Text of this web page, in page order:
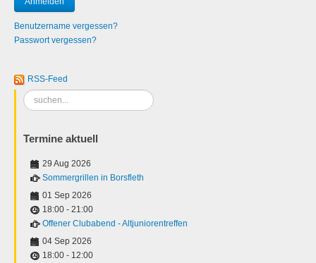
Benutzername vergessen?
Passwort vergessen?
RSS-Feed
Suchen
...
Termine aktuell
29 Aug 2026
Sommergrillen in Borsfleth
01 Sep 2026
18:00 - 21:00
Offener Clubabend - Altjuniorentreffen
04 Sep 2026
18:00 - 12:00